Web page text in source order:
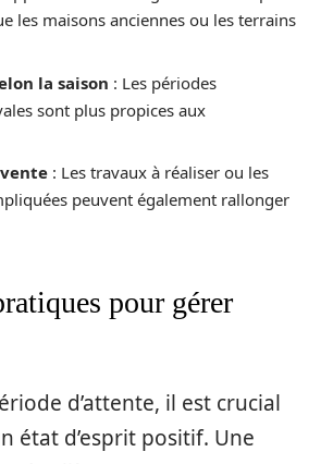
les maisons anciennes ou les terrains
la saison : Les périodes
sont plus propices aux
: Les travaux à réaliser ou les
peuvent également rallonger
pour gérer
d’attente, il est crucial
état d’esprit positif. Une